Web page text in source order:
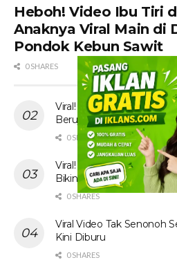
Heboh! Video Ibu Tiri
Anaknya Viral Main di
Pondok Kebun Sawit
0 SHARES
Viral! Tante Prank Ojol di
Berujung Tak Terduga
0 SHARES
Viral! Video Ibu Guru
Bikin Heboh Jagat Maya
0 SHARES
Viral Video Tak Senonoh
Kini Diburu
0 SHARES